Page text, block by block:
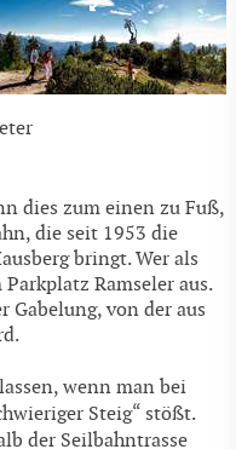
dies zum einen zu Fuß,
die seit 1953 die
bringt. Wer als
Ramseler aus.
Gabelung, von der aus
wenn man bei
Steig“ stößt.
der Seilbahntrasse